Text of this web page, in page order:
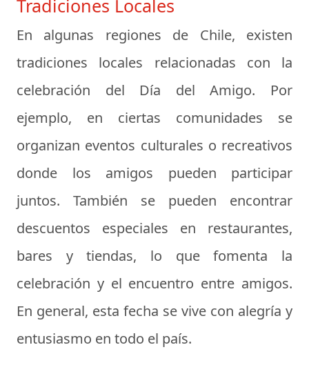
Tradiciones Locales
En algunas regiones de Chile, existen
tradiciones locales relacionadas con la
celebración del Día del Amigo. Por
ejemplo, en ciertas comunidades se
organizan eventos culturales o recreativos
donde los amigos pueden participar
juntos. También se pueden encontrar
descuentos especiales en restaurantes,
bares y tiendas, lo que fomenta la
celebración y el encuentro entre amigos.
En general, esta fecha se vive con alegría y
entusiasmo en todo el país.